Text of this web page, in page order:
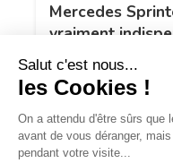
Mercedes
vraiment
ESSAIS